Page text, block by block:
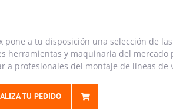
pone a tu disposición una selección de las
herramientas y maquinaria del mercado
a profesionales del montaje de líneas de
TU PEDIDO